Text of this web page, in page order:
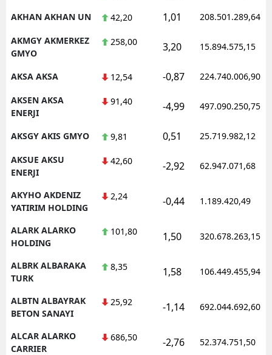
AKHAN AKHAN UN 42,20 1,01 208.501.289,64
AKMGY AKMERKEZ
GMYO
258,00 3,20 15.894.575,15
AKSA AKSA 12,54 -0,87 224.740.006,90
AKSEN AKSA
ENERJI
91,40 -4,99 497.090.250,75
AKSGY AKIS GMYO 9,81 0,51 25.719.982,12
AKSUE AKSU
ENERJI
42,60 -2,92 62.947.071,68
AKYHO AKDENIZ
YATIRIM HOLDING
2,24 -0,44 1.189.420,49
ALARK ALARKO
HOLDING
101,80 1,50 320.678.263,15
ALBRK ALBARAKA
TURK
8,35 1,58 106.449.455,94
ALBTN ALBAYRAK
BETON SANAYI
25,92 -1,14 692.044.692,60
ALCAR ALARKO
CARRIER
686,50 -2,76 52.374.751,50